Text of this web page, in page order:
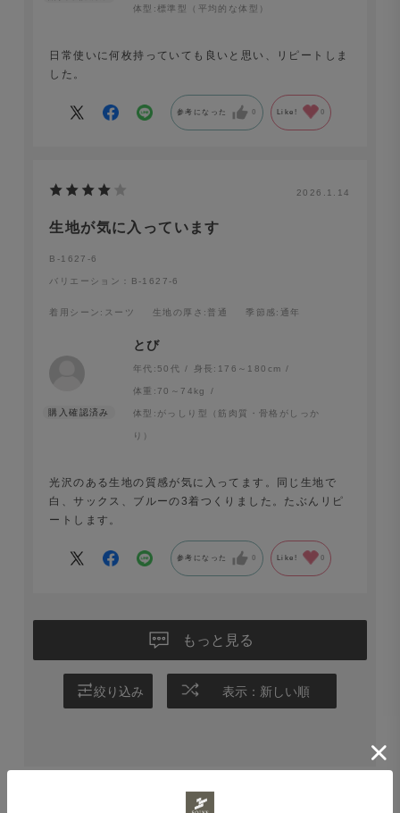
体型:標準型（平均的な体型）
日常使いに何枚持っていても良いと思い、リピートしま
した。
参考になった 0 Like! 0
2026.1.14
生地が気に入っています
B-1627-6
バリエーション：B-1627-6
着用シーン :スーツ 生地の厚さ :普通 季節感:通年
とび
年代: 50代 身長: 176～180cm
体重: 70～74kg
体型: がっしり型（筋肉質・骨格がしっか
り）
光沢のある生地の質感が気に入ってます。同じ生地で
白、サックス、ブルーの3着つくりました。たぶんリピ
ートします。
参考になった 0 Like! 0
もっと見る
絞り込み 表示：新しい順